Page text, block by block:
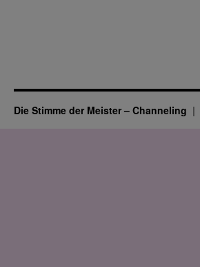
Die Stimme der Meister – Channeling